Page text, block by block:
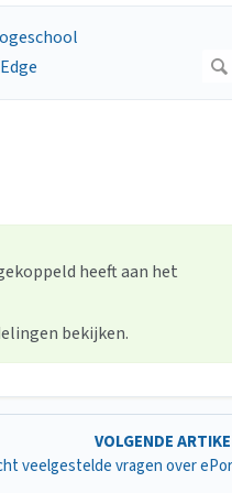
heeft aan het
bekijken.
VOLGENDE
veelgestelde vragen over